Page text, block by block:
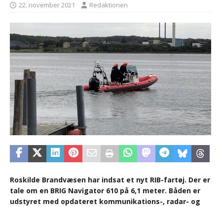
22. november 2021 Redaktionen
Roskilde Brandvæsen har indsat et nyt RIB-fartøj. Der er
tale om en BRIG Navigator 610 på 6,1 meter. Båden er
udstyret med opdateret kommunikations-, radar- og